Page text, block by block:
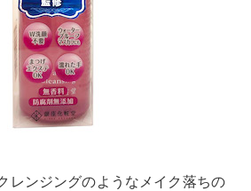
レンジングのようなメイク落ちの